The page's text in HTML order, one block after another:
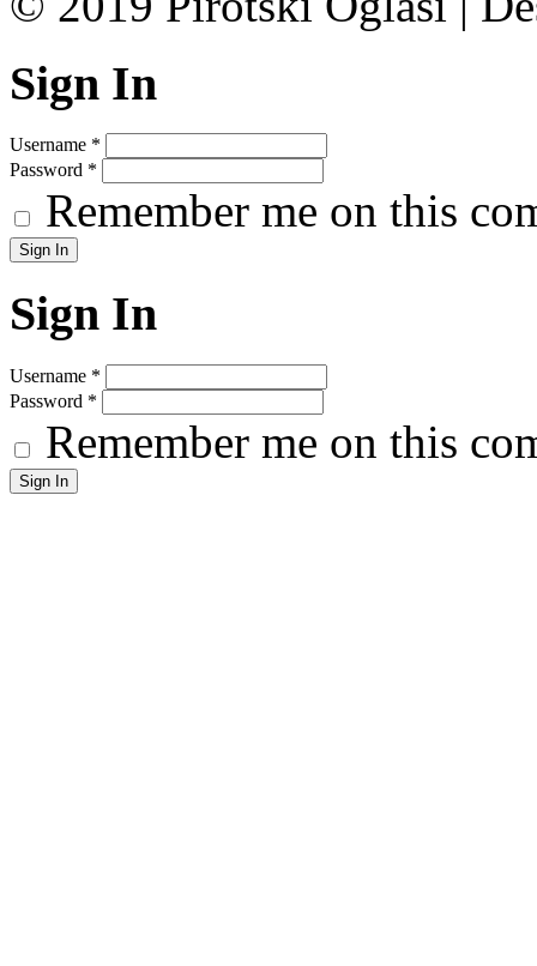
Sign In
Username *
Password *
Remember me on this
Sign In
Username *
Password *
Remember me on this